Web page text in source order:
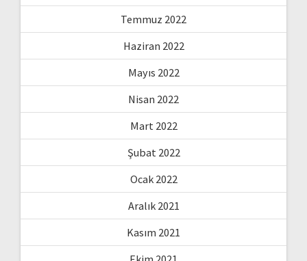
Temmuz 2022
Haziran 2022
Mayıs 2022
Nisan 2022
Mart 2022
Şubat 2022
Ocak 2022
Aralık 2021
Kasım 2021